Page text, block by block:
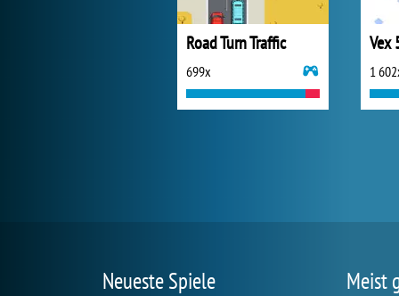
Road Turn Traffic
699x
Vex
1
Neueste Spiele Meist